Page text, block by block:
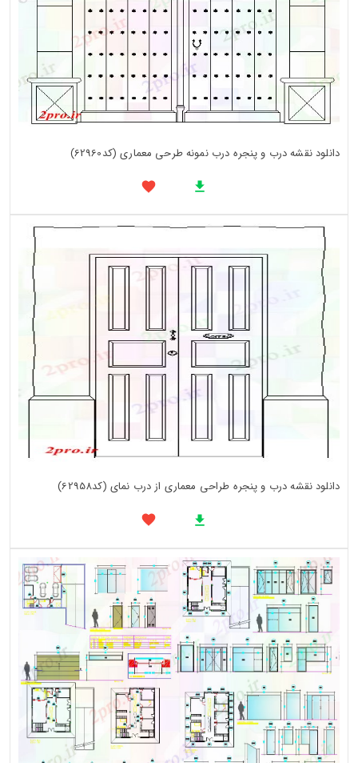
دانلود نقشه درب و پنجره درب نمونه طرحی معماری (کد62960)
دانلود نقشه درب و پنجره طراحی معماری از درب نمای (کد62958)